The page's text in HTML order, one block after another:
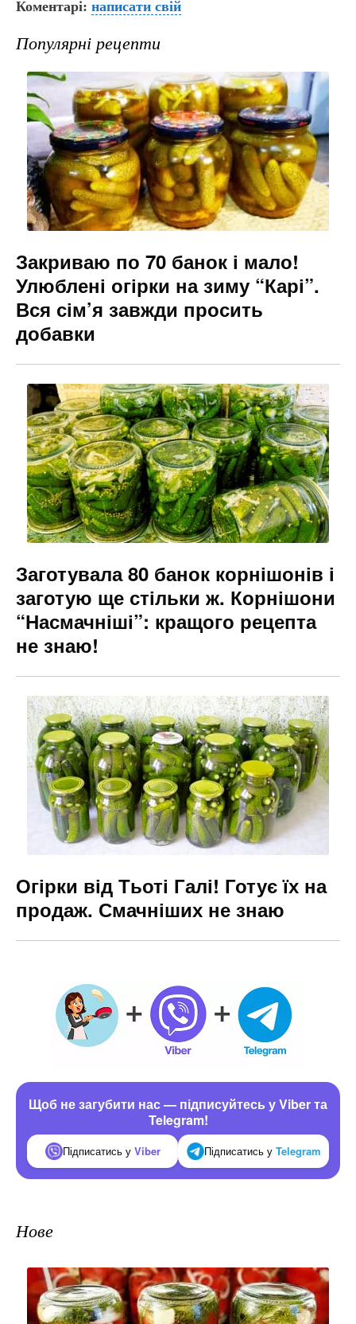
c
e
b
o
o
k
er e
gr
a
m
s
n
g
er
Коментарі: написати свій
Популярні рецепти
Закриваю по 70 банок і мало!
Улюблені огірки на зиму “Карі”.
Вся сім’я завжди просить
добавки
Заготувала 80 банок корнішонів і
заготую ще стільки ж. Корнішони
“Насмачніші”: кращого рецепта
не знаю!
Огірки від Тьоті Галі! Готує їх на
продаж. Смачніших не знаю
Щоб не загубити нас — підписуйтесь у Viber та
Telegram!
Підписатись у Viber Підписатись у Telegram
Нове